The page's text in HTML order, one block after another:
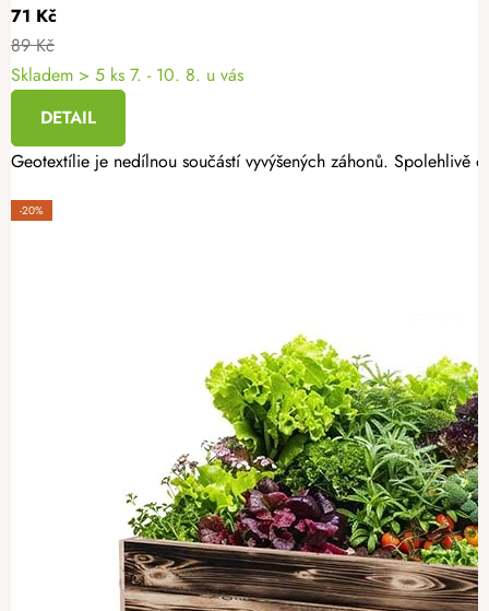
71 Kč
89 Kč
Skladem > 5 ks 7. - 10. 8. u vás
DETAIL
Geotextílie je nedílnou součástí vyvýšených záhonů.
-20%